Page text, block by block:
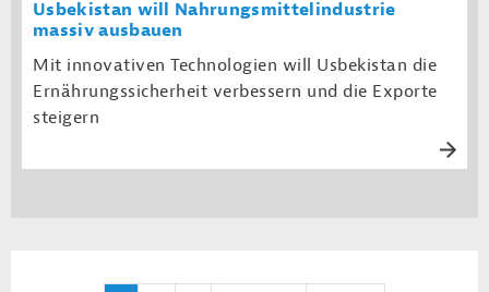
Usbekistan will Nahrungsmittelindustrie
massiv ausbauen
Mit innovativen Technologien will Usbekistan die
Ernährungssicherheit verbessern und die Exporte
steigern